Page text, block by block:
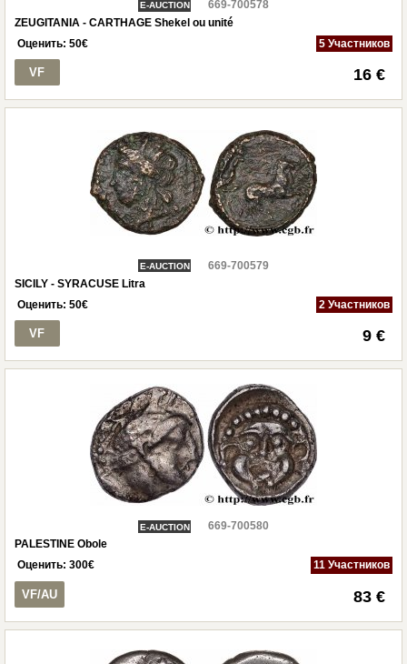
E-AUCTION
669-700578
ZEUGITANIA - CARTHAGE Shekel ou unité
Оценить: 50€ 5 Участников
VF 16 €
E-AUCTION
669-700579
SICILY - SYRACUSE Litra
Оценить: 50€ 2 Участников
VF 9 €
E-AUCTION
669-700580
PALESTINE Obole
Оценить: 300€ 11 Участников
VF/AU 83 €